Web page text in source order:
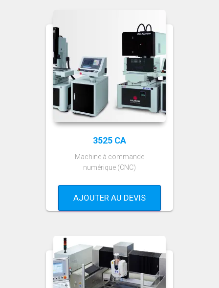
3525 CA
Machine à commande
numérique (CNC)
AJOUTER AU DEVIS